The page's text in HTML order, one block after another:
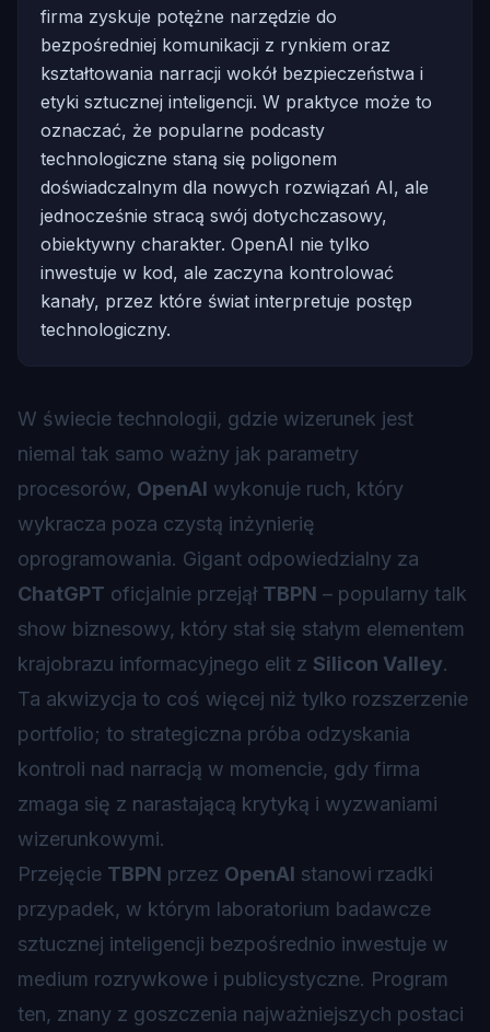
firma zyskuje potężne narzędzie do
bezpośredniej komunikacji z rynkiem oraz
kształtowania narracji wokół bezpieczeństwa i
etyki sztucznej inteligencji. W praktyce może to
oznaczać, że popularne podcasty
technologiczne staną się poligonem
doświadczalnym dla nowych rozwiązań AI, ale
jednocześnie stracą swój dotychczasowy,
obiektywny charakter. OpenAI nie tylko
inwestuje w kod, ale zaczyna kontrolować
kanały, przez które świat interpretuje postęp
technologiczny.
W świecie technologii, gdzie wizerunek jest
niemal tak samo ważny jak parametry
procesorów, OpenAI wykonuje ruch, który
wykracza poza czystą inżynierię
oprogramowania. Gigant odpowiedzialny za
ChatGPT oficjalnie przejął TBPN – popularny talk
show biznesowy, który stał się stałym elementem
krajobrazu informacyjnego elit z Silicon Valley.
Ta akwizycja to coś więcej niż tylko rozszerzenie
portfolio; to strategiczna próba odzyskania
kontroli nad narracją w momencie, gdy firma
zmaga się z narastającą krytyką i wyzwaniami
wizerunkowymi.
Przejęcie TBPN przez OpenAI stanowi rzadki
przypadek, w którym laboratorium badawcze
sztucznej inteligencji bezpośrednio inwestuje w
medium rozrywkowe i publicystyczne. Program
ten, znany z goszczenia najważniejszych postaci